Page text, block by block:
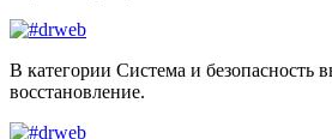
В категории Система и безопасность
восстановление.